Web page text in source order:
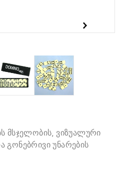
მსჯელობის, ვიზუალური
უნარების